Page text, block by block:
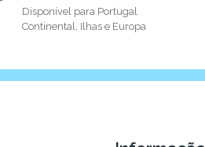
Disponível para Portugal
Continental, Ilhas e Europa